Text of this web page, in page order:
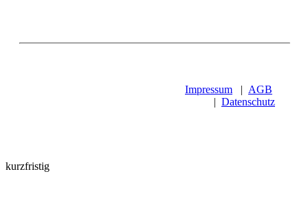
Impressum | AGB
| Datenschutz
kurzfristig